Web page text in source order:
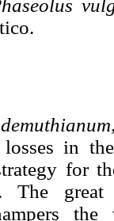
losses in
for
The